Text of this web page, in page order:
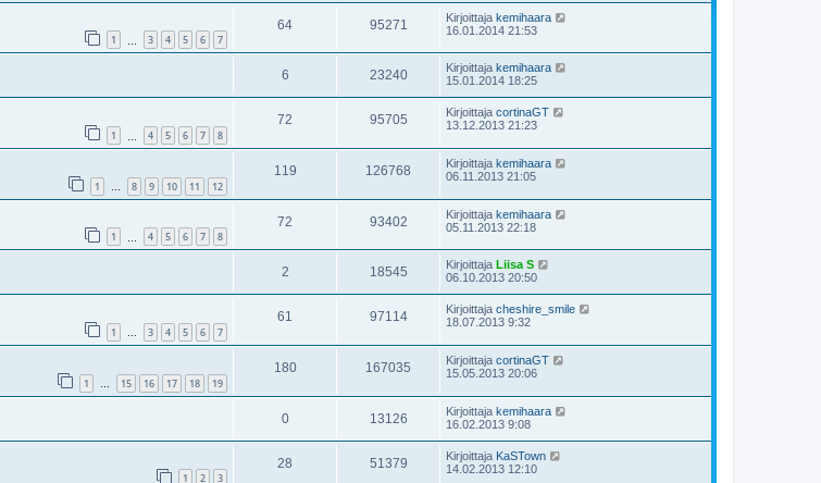
1 3 4 5 6 7
64 95271 Kirjoittaja kemihaara
16.01.2014 21:53
6 23240 Kirjoittaja kemihaara
15.01.2014 18:25
1 4 5 6 7 8
72 95705 Kirjoittaja cortinaGT
13.12.2013 21:23
1 … 8 9 10 11 12
119 126768 Kirjoittaja kemihaara
06.11.2013 21:05
1 4 5 6 7 8
72 93402 Kirjoittaja kemihaara
05.11.2013 22:18
2 18545 Kirjoittaja Liisa S
06.10.2013 20:50
1 … 3 4 5 6 7
61 97114 Kirjoittaja cheshire_smile
18.07.2013 9:32
1 … 15 16 17 18 19
180 167035 Kirjoittaja cortinaGT
15.05.2013 20:06
0 13126 Kirjoittaja kemihaara
16.02.2013 9:08
1 2 3
28 51379 Kirjoittaja KaSTown
14.02.2013 12:10